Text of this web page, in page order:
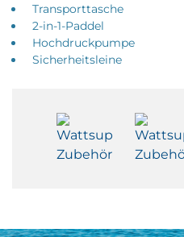
Transporttasche
2-in-1-Paddel
Hochdruckpumpe
Sicherheitsleine